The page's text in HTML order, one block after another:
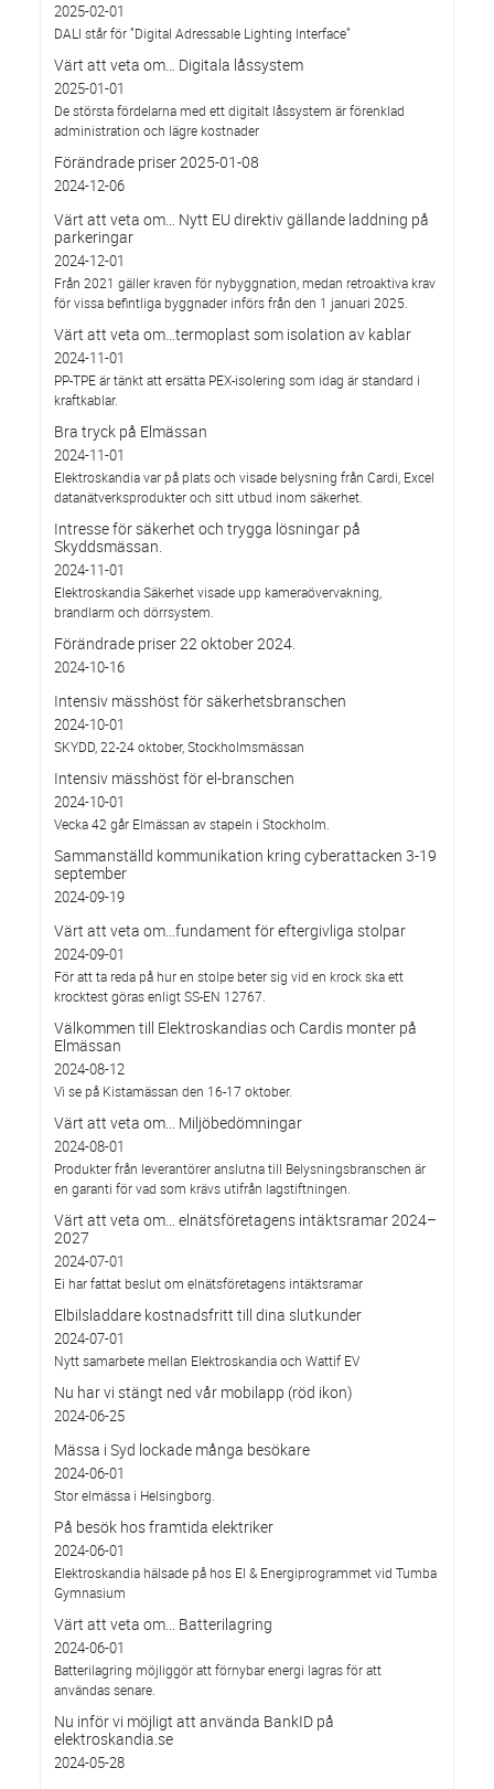
2025-02-01
DALI står för ”Digital Adressable Lighting Interface”
Värt att veta om… Digitala låssystem
2025-01-01
De största fördelarna med ett digitalt låssystem är förenklad
administration och lägre kostnader
Förändrade priser 2025-01-08
2024-12-06
Värt att veta om… Nytt EU direktiv gällande laddning på
parkeringar
2024-12-01
Från 2021 gäller kraven för nybyggnation, medan retroaktiva krav
för vissa befintliga byggnader införs från den 1 januari 2025.
Värt att veta om…termoplast som isolation av kablar
2024-11-01
PP-TPE är tänkt att ersätta PEX-isolering som idag är standard i
kraftkablar.
Bra tryck på Elmässan
2024-11-01
Elektroskandia var på plats och visade belysning från Cardi, Excel
datanätverksprodukter och sitt utbud inom säkerhet.
Intresse för säkerhet och trygga lösningar på
Skyddsmässan.
2024-11-01
Elektroskandia Säkerhet visade upp kameraövervakning,
brandlarm och dörrsystem.
Förändrade priser 22 oktober 2024.
2024-10-16
Intensiv mässhöst för säkerhetsbranschen
2024-10-01
SKYDD, 22-24 oktober, Stockholmsmässan
Intensiv mässhöst för el-branschen
2024-10-01
Vecka 42 går Elmässan av stapeln i Stockholm.
Sammanställd kommunikation kring cyberattacken 3-19
september
2024-09-19
Värt att veta om…fundament för eftergivliga stolpar
2024-09-01
För att ta reda på hur en stolpe beter sig vid en krock ska ett
krocktest göras enligt SS-EN 12767.
Välkommen till Elektroskandias och Cardis monter på
Elmässan
2024-08-12
Vi se på Kistamässan den 16-17 oktober.
Värt att veta om... Miljöbedömningar
2024-08-01
Produkter från leverantörer anslutna till Belysningsbranschen är
en garanti för vad som krävs utifrån lagstiftningen.
Värt att veta om… elnätsföretagens intäktsramar 2024–
2027
2024-07-01
Ei har fattat beslut om elnätsföretagens intäktsramar
Elbilsladdare kostnadsfritt till dina slutkunder
2024-07-01
Nytt samarbete mellan Elektroskandia och Wattif EV
Nu har vi stängt ned vår mobilapp (röd ikon)
2024-06-25
Mässa i Syd lockade många besökare
2024-06-01
Stor elmässa i Helsingborg.
På besök hos framtida elektriker
2024-06-01
Elektroskandia hälsade på hos El & Energiprogrammet vid Tumba
Gymnasium
Värt att veta om... Batterilagring
2024-06-01
Batterilagring möjliggör att förnybar energi lagras för att
användas senare.
Nu inför vi möjligt att använda BankID på
elektroskandia.se
2024-05-28